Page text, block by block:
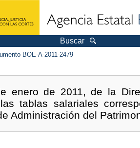
Buscar
BOE-A-2011-2479
enero de 2011, de la
tablas salariales
Administración del